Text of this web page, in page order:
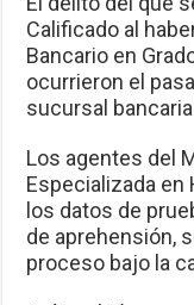
Calificado al
Bancario en
ocurrieron el
sucursal
Los agentes del
Especializada en
los datos de
de aprehensión,
proceso bajo la